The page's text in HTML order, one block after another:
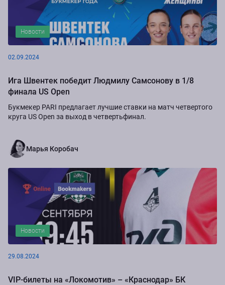
Новости
02.09.2024
Ига Швентек победит Людмилу Самсонову в 1/8
финала US Open
Букмекер PARI предлагает лучшие ставки на матч четвертого
круга US Open за выход в четвертьфинал.
Марья Коробач
Новости
29.08.2024
VIP-билеты на «Локомотив» – «Краснодар» БК